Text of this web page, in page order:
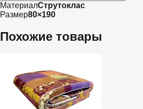
МатериалСтрутоклас
Размер80×190
Похожие товары